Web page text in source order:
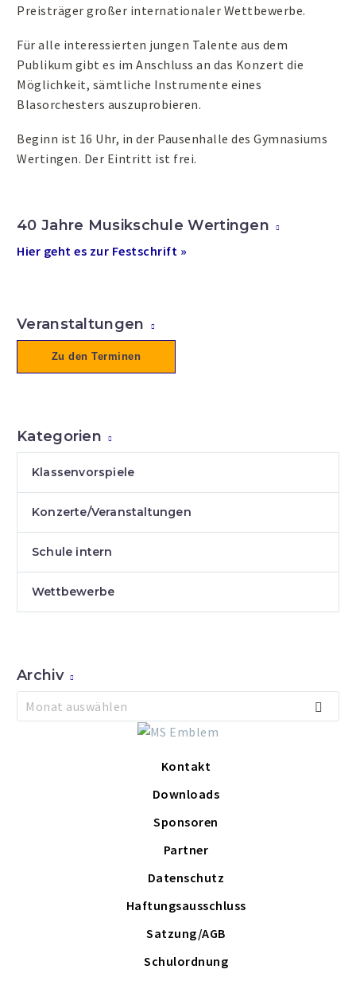
Preisträger großer internationaler Wettbewerbe.
Für alle interessierten jungen Talente aus dem
Publikum gibt es im Anschluss an das Konzert die
Möglichkeit, sämtliche Instrumente eines
Blasorchesters auszuprobieren.
Beginn ist 16 Uhr, in der Pausenhalle des Gymnasiums
Wertingen. Der Eintritt ist frei.
40 Jahre Musikschule Wertingen
Hier geht es zur Festschrift »
Veranstaltungen
Zu den Terminen
Kategorien
Klassenvorspiele
Konzerte/Veranstaltungen
Schule intern
Wettbewerbe
Archiv
Archiv
Monat auswählen
Kontakt
Downloads
Sponsoren
Partner
Datenschutz
Haftungsausschluss
Satzung/AGB
Schulordnung